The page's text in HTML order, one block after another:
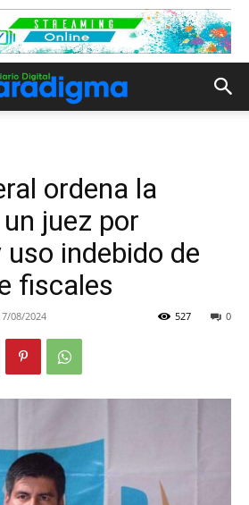
ordena la
juez por
indebido de
fiscales
08/2024 0
527